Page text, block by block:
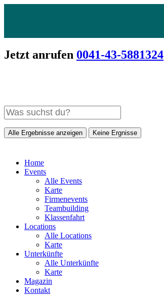
Jetzt anrufen 0041-43-5881324
Alle Ergebnisse anzeigen Keine Ergnisse
Home
Events
Alle Events
Karte
Firmenevents
Teambuilding
Klassenfahrt
Locations
Alle Locations
Karte
Unterkünfte
Alle Unterkünfte
Karte
Magazin
Kontakt